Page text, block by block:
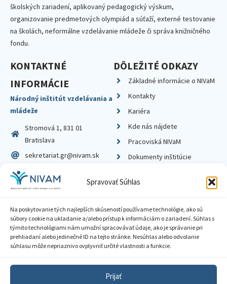
Spravovať Súhlas
Na poskytovanie tých najlepších skúseností používame technológie, ako sú
súbory cookie na ukladanie a/alebo prístup k informáciám o zariadení. Súhlas s
týmito technológiami nám umožní spracovávať údaje, ako je správanie pri
prehliadaní alebo jedinečné ID na tejto stránke. Nesúhlas alebo odvolanie
súhlasu môže nepriaznivo ovplyvniť určité vlastnosti a funkcie.
Prijať
školských zariadení, aplikovaný pedagogický výskum,
organizovanie predmetových olympiád a súťaží, externé testovanie
na školách, neformálne vzdelávanie mládeže či správa knižničného
fondu.
KONTAKTNÉ
INFORMÁCIE
Národný inštitút vzdelávania a
mládeže
Stromová 1, 831 01
Bratislava
sekretariat.gr@nivam.sk
IČO: 00164348
DIČ: 2020798714
DÔLEŽITÉ ODKAZY
Základné informácie o NIVaM
Kontakty
Kariéra
Kde nás nájdete
Pracoviská NIVaM
Dokumenty inštitúcie
Zásady ochrany súkromia